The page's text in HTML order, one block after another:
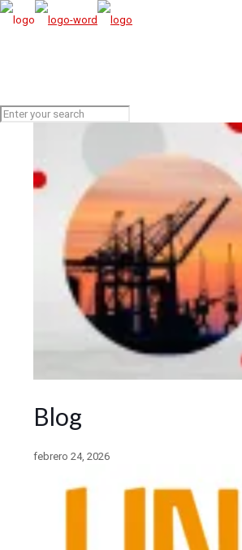
Blog
febrero 24, 2026